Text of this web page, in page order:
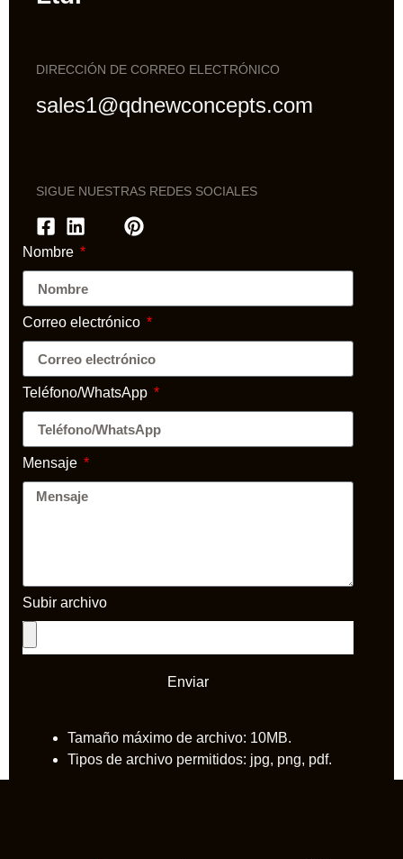
DIRECCIÓN DE CORREO ELECTRÓNICO
sales1@qdnewconcepts.com
SIGUE NUESTRAS REDES SOCIALES
Nombre
Correo electrónico
Teléfono/WhatsApp
Mensaje
Subir archivo
Enviar
Tamaño máximo de archivo: 10MB.
Tipos de archivo permitidos: jpg, png, pdf.